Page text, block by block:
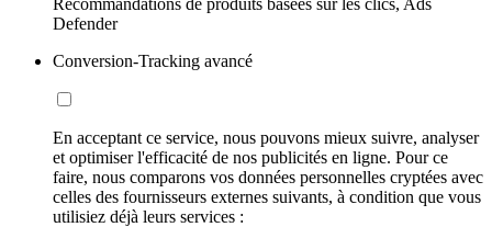
Defender
Conversion-Tracking avancé
En acceptant ce service, nous pouvons mieux suivre, analyser
et optimiser l'efficacité de nos publicités en ligne. Pour ce
faire, nous comparons vos données personnelles cryptées avec
celles des fournisseurs externes suivants, à condition que vous
utilisiez déjà leurs services :